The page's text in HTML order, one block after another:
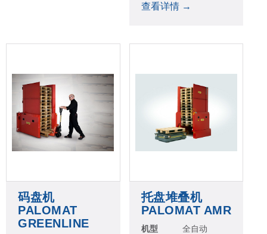
查看详情 →
码盘机
PALOMAT
GREENLINE
托盘堆叠机
PALOMAT AMR
机型
全自动